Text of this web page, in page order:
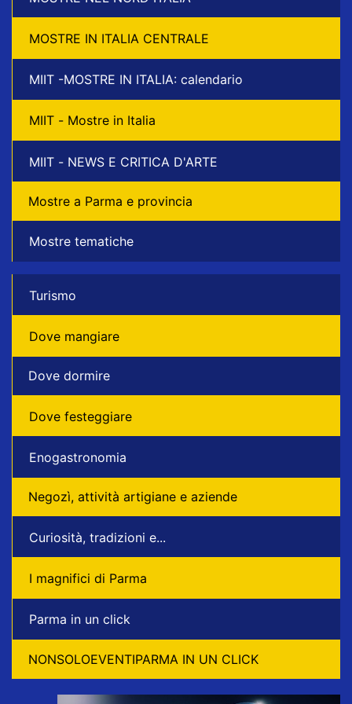
MOSTRE IN ITALIA CENTRALE
MIIT -MOSTRE IN ITALIA: calendario
MIIT - Mostre in Italia
MIIT - NEWS E CRITICA D'ARTE
Mostre a Parma e provincia
Mostre tematiche
Turismo
Dove mangiare
Dove dormire
Dove festeggiare
Enogastronomia
Negozì, attività artigiane e aziende
Curiosità, tradizioni e...
I magnifici di Parma
Parma in un click
NONSOLOEVENTIPARMA IN UN CLICK